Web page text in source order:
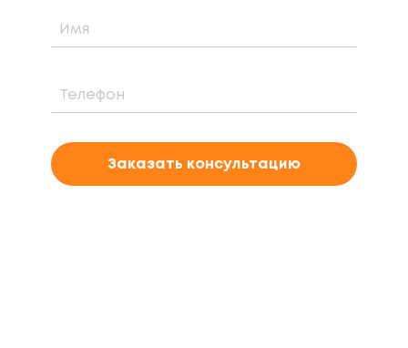
Заказать консультацию